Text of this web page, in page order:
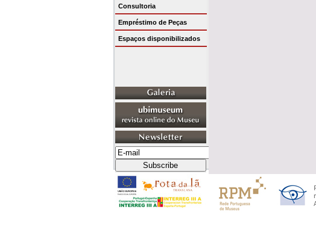
Consultoria
Empréstimo de Peças
Espaços disponibilizados